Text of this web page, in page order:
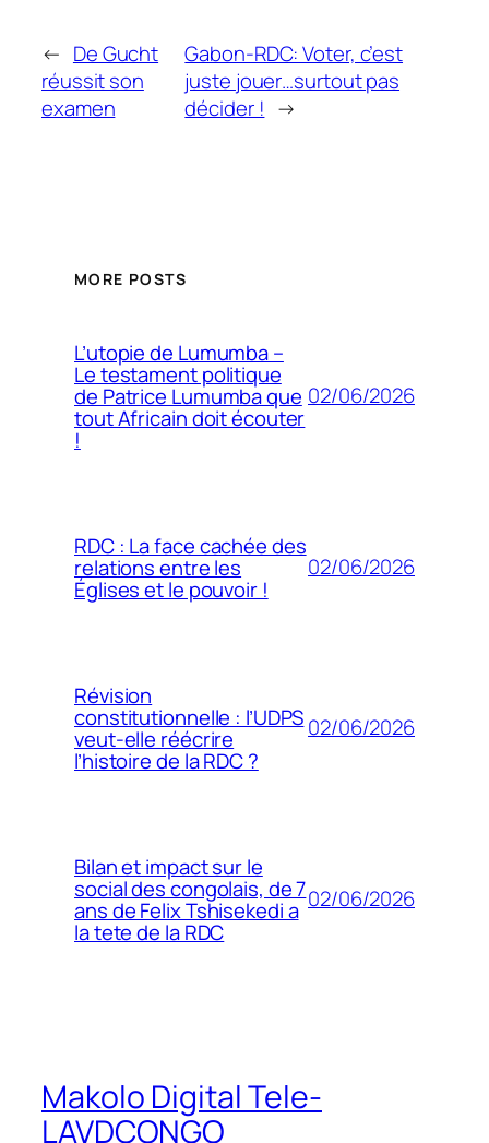
← De Gucht
réussit son
examen
Gabon-RDC: Voter, c’est
juste jouer…surtout pas
décider ! →
MORE POSTS
L’utopie de Lumumba –
Le testament politique
de Patrice Lumumba que
tout Africain doit écouter
!
02/06/2026
RDC : La face cachée des
relations entre les
Églises et le pouvoir !
02/06/2026
Révision
constitutionnelle : l’UDPS
veut-elle réécrire
l’histoire de la RDC ?
02/06/2026
Bilan et impact sur le
social des congolais, de 7
ans de Felix Tshisekedi a
la tete de la RDC
02/06/2026
Makolo Digital Tele-
LAVDCONGO